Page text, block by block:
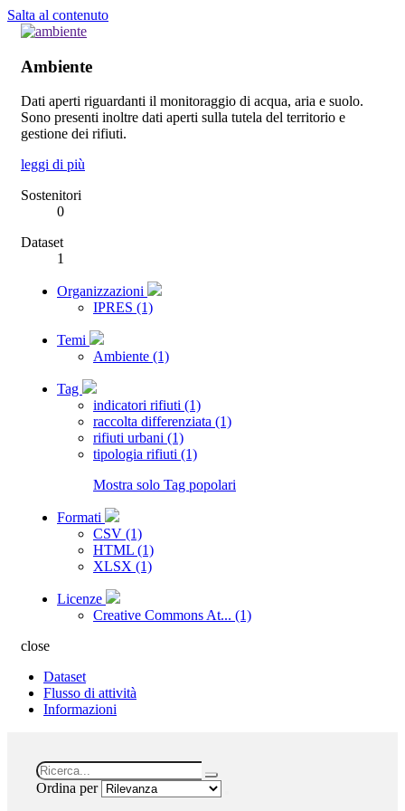
Salta al contenuto
Ambiente
Dati aperti riguardanti il monitoraggio di acqua, aria e suolo.
Sono presenti inoltre dati aperti sulla tutela del territorio e
gestione dei rifiuti.
leggi di più
Sostenitori
0
Dataset
1
Organizzazioni
IPRES (1)
Temi
Ambiente (1)
Tag
indicatori rifiuti (1)
raccolta differenziata (1)
rifiuti urbani (1)
tipologia rifiuti (1)
Mostra solo Tag popolari
Formati
CSV (1)
HTML (1)
XLSX (1)
Licenze
Creative Commons At... (1)
close
Dataset
Flusso di attività
Informazioni
Ordina per